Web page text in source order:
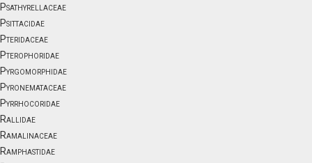
Psathyrellaceae
Psittacidae
Pteridaceae
Pterophoridae
Pyrgomorphidae
Pyronemataceae
Pyrrhocoridae
Rallidae
Ramalinaceae
Ramphastidae